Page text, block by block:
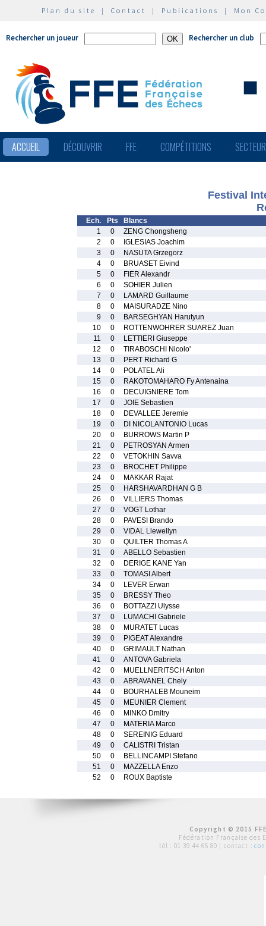
Plan du site | Contact | Publications | Mon
Rechercher un joueur Rechercher un club
ACCUEIL DÉCOUVRIR FFE COMPÉTITIONS
Festival
Ech. Pts
Blancs
1
0
ZENG Chongsheng
2
0
IGLESIAS Joachim
3
0
NASUTA Grzegorz
4
0
BRUASET Eivind
5
0
FIER Alexandr
6
0
SOHIER Julien
7
0
LAMARD Guillaume
8
0
MAISURADZE Nino
9
0
BARSEGHYAN Harutyun
10
0
ROTTENWOHRER SUAREZ Juan
11
0
LETTIERI Giuseppe
12
0
TIRABOSCHI Nicolo'
13
0
PERT Richard G
14
0
POLATEL Ali
15
0
RAKOTOMAHARO Fy Antenaina
16
0
DECUIGNIERE Tom
17
0
JOIE Sebastien
18
0
DEVALLEE Jeremie
19
0
DI NICOLANTONIO Lucas
20
0
BURROWS Martin P
21
0
PETROSYAN Armen
22
0
VETOKHIN Savva
23
0
BROCHET Philippe
24
0
MAKKAR Rajat
25
0
HARSHAVARDHAN G B
26
0
VILLIERS Thomas
27
0
VOGT Lothar
28
0
PAVESI Brando
29
0
VIDAL Llewellyn
30
0
QUILTER Thomas A
31
0
ABELLO Sebastien
32
0
DERIGE KANE Yan
33
0
TOMASI Albert
34
0
LEVER Erwan
35
0
BRESSY Theo
36
0
BOTTAZZI Ulysse
37
0
LUMACHI Gabriele
38
0
MURATET Lucas
39
0
PIGEAT Alexandre
40
0
GRIMAULT Nathan
41
0
ANTOVA Gabriela
42
0
MUELLNERITSCH Anton
43
0
ABRAVANEL Chely
44
0
BOURHALEB Mouneim
45
0
MEUNIER Clement
46
0
MINKO Dmitry
47
0
MATERIA Marco
48
0
SEREINIG Eduard
49
0
CALISTRI Tristan
50
0
BELLINCAMPI Stefano
51
0
MAZZELLA Enzo
52
0 ROUX Baptiste
Copyright © 2015
Fédération Française des
tél : 01 39 44 65 80 | contact :